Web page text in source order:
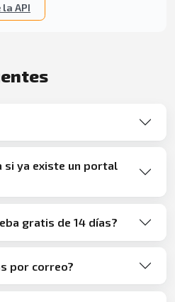
API
si ya existe un portal
gratis de 14 días?
por correo?